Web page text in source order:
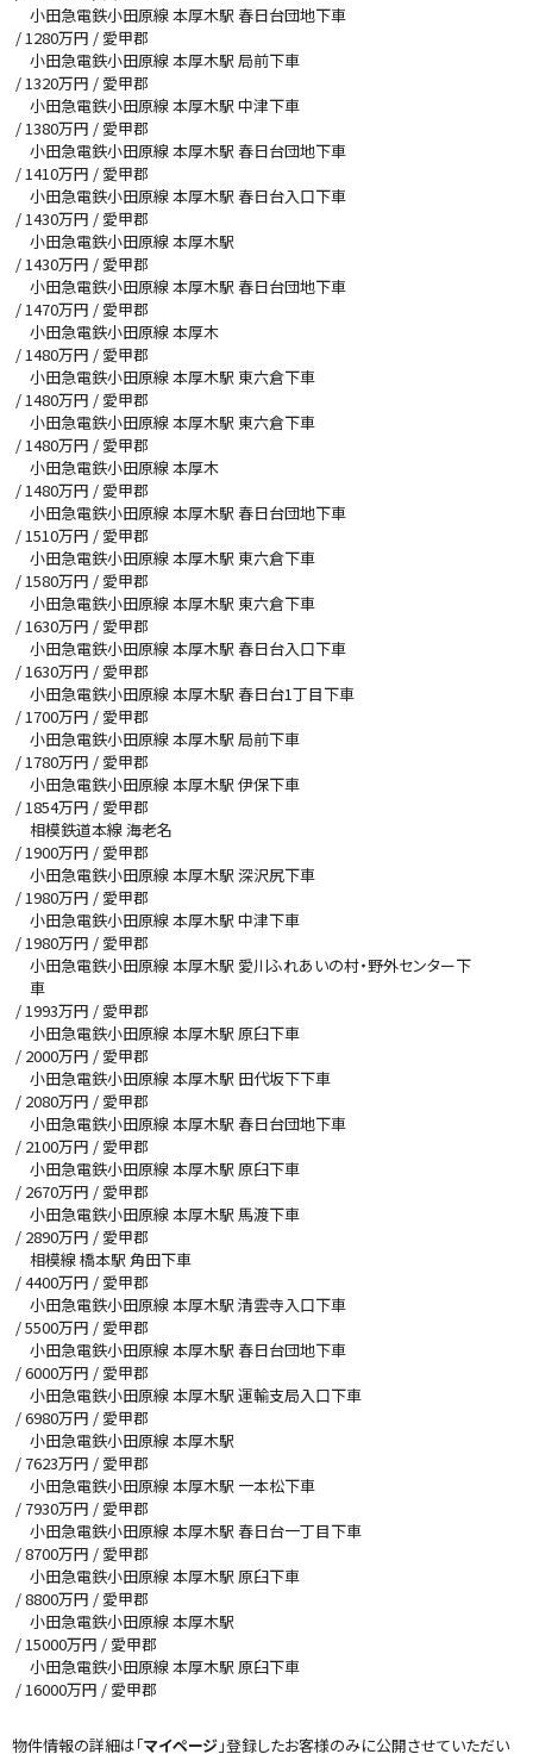
小田急電鉄小田原線 本厚木駅 春日台団地下車
/1280万円 / 愛甲郡
小田急電鉄小田原線 本厚木駅 局前下車
/1320万円 / 愛甲郡
小田急電鉄小田原線 本厚木駅 中津下車
/1380万円 / 愛甲郡
小田急電鉄小田原線 本厚木駅 春日台団地下車
/1410万円 / 愛甲郡
小田急電鉄小田原線 本厚木駅 春日台入口下車
/1430万円 / 愛甲郡
小田急電鉄小田原線 本厚木駅
/1430万円 / 愛甲郡
小田急電鉄小田原線 本厚木駅 春日台団地下車
/1470万円 / 愛甲郡
小田急電鉄小田原線 本厚木
/1480万円 / 愛甲郡
小田急電鉄小田原線 本厚木駅 東六倉下車
/1480万円 / 愛甲郡
小田急電鉄小田原線 本厚木駅 東六倉下車
/1480万円 / 愛甲郡
小田急電鉄小田原線 本厚木
/1480万円 / 愛甲郡
小田急電鉄小田原線 本厚木駅 春日台団地下車
/1510万円 / 愛甲郡
小田急電鉄小田原線 本厚木駅 東六倉下車
/1580万円 / 愛甲郡
小田急電鉄小田原線 本厚木駅 東六倉下車
/1630万円 / 愛甲郡
小田急電鉄小田原線 本厚木駅 春日台入口下車
/1630万円 / 愛甲郡
小田急電鉄小田原線 本厚木駅 春日台1丁目下車
/1700万円 / 愛甲郡
小田急電鉄小田原線 本厚木駅 局前下車
/1780万円 / 愛甲郡
小田急電鉄小田原線 本厚木駅 伊保下車
/1854万円 / 愛甲郡
相模鉄道本線 海老名
/1900万円 / 愛甲郡
小田急電鉄小田原線 本厚木駅 深沢尻下車
/1980万円 / 愛甲郡
小田急電鉄小田原線 本厚木駅 中津下車
/1980万円 / 愛甲郡
小田急電鉄小田原線 本厚木駅 愛川ふれあいの村・野外センター下
車
/1993万円 / 愛甲郡
小田急電鉄小田原線 本厚木駅 原臼下車
/ 2000万円 / 愛甲郡
小田急電鉄小田原線 本厚木駅 田代坂下下車
/ 2080万円 / 愛甲郡
小田急電鉄小田原線 本厚木駅 春日台団地下車
/ 2100万円 / 愛甲郡
小田急電鉄小田原線 本厚木駅 原臼下車
/ 2670万円 / 愛甲郡
小田急電鉄小田原線 本厚木駅 馬渡下車
/ 2890万円 / 愛甲郡
相模線 橋本駅 角田下車
/4400万円 / 愛甲郡
小田急電鉄小田原線 本厚木駅 清雲寺入口下車
/5500万円 / 愛甲郡
小田急電鉄小田原線 本厚木駅 春日台団地下車
/6000万円 / 愛甲郡
小田急電鉄小田原線 本厚木駅 運輸支局入口下車
/6980万円 / 愛甲郡
小田急電鉄小田原線 本厚木駅
/7623万円 / 愛甲郡
小田急電鉄小田原線 本厚木駅 一本松下車
/7930万円 / 愛甲郡
小田急電鉄小田原線 本厚木駅 春日台一丁目下車
/8700万円 / 愛甲郡
小田急電鉄小田原線 本厚木駅 原臼下車
/8800万円 / 愛甲郡
小田急電鉄小田原線 本厚木駅
/15000万円 / 愛甲郡
小田急電鉄小田原線 本厚木駅 原臼下車
/16000万円 / 愛甲郡
物件情報の詳細は「マイページ 」登録したお客様のみに公開させていただい